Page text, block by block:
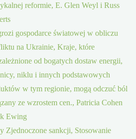
reformie, E. Glen Weyl i Russ
gospodarce światowej w obliczu
na Ukrainie, Kraje, które
od bogatych dostaw energii,
niklu i innych podstawowych
w tym regionie, mogą odczuć ból
ze wzrostem cen., Patricia Cohen
Ewing
Zjednoczone sankcji, Stosowanie